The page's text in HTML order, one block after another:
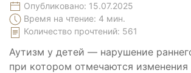
Опубликовано: 15.07.2025
Время на чтение: 4 мин.
Количество прочтений: 561
Аутизм у детей — нарушение
при котором отмечаются изменения